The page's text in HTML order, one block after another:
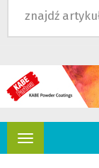
Rozwiń